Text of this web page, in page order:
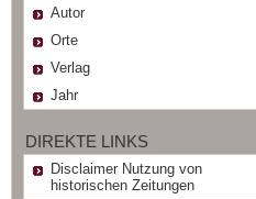
Autor
Orte
Verlag
Jahr
DIREKTE LINKS
Disclaimer Nutzung von
historischen Zeitungen